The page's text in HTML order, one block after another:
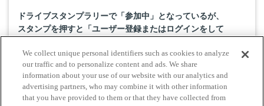
ドライブスタンプラリーで「参加中」となっているが、
スタンプを押すと「ユーザー登録またはログインをして
「位置情報の利用が許可されていません」と表示されま
す。位置情報の設定方法を教えてください。
We collect unique personal identifiers such as cookies to analyze
our traffic and to personalize content and ads. We share
information about your use of our website with our analytics and
advertising partners, who may combine it with other information
that you have provided to them or that they have collected from